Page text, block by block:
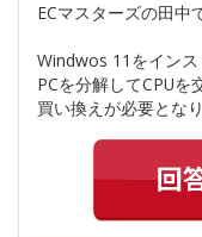
ECマスターズの田中
Windwos 11をインス
PCを分解してCPUを
買い換えが必要と